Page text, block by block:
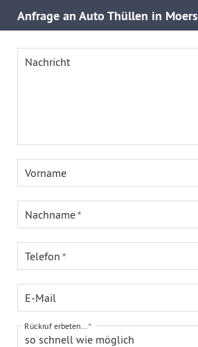
Anfrage an Auto Thüllen in Moers
Nachricht
Vorname
Nachname
Telefon
E-Mail
so schnell wie möglich
Rückruf erbeten...